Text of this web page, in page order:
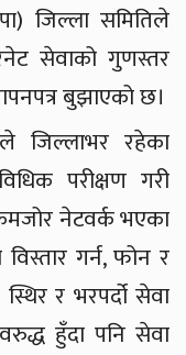
जिल्ला समितिले
सेवाको गुणस्तर
बुझाएको छ।
जिल्लाभर रहेका
परीक्षण गरी
नेटवर्क भएका
विस्तार गर्न, फोन र
र भरपर्दो सेवा
हुँदा पनि सेवा